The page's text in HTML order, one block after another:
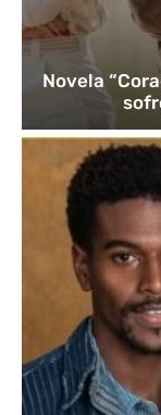
Novela